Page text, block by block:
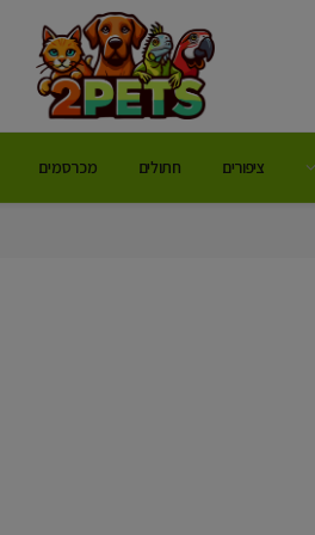
ציפורים חתולים מכרסמים